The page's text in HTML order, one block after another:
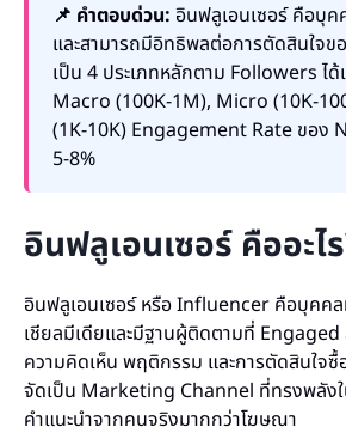
📌 คำตอบด่วน: อินฟลูเอนเซอร์ คือบุ
และสามารถมีอิทธิพลต่อการตัดสินใจข
เป็น 4 ประเภทหลักตาม Followers ไ
Macro (100K-1M), Micro (10K-
(1K-10K) Engagement Rate ของ
5-8%
อินฟลูเอนเซอร์ คืออะไ
อินฟลูเอนเซอร์ หรือ Influencer คือบุคคล
เชียลมีเดียและมีฐานผู้ติดตามที่
ความคิดเห็น พฤติกรรม และการตัดสินใจ
จัดเป็น Marketing Channel ที่ทรงพลังใ
คำแนะนำจากคนจริงมากกว่าโฆษณา